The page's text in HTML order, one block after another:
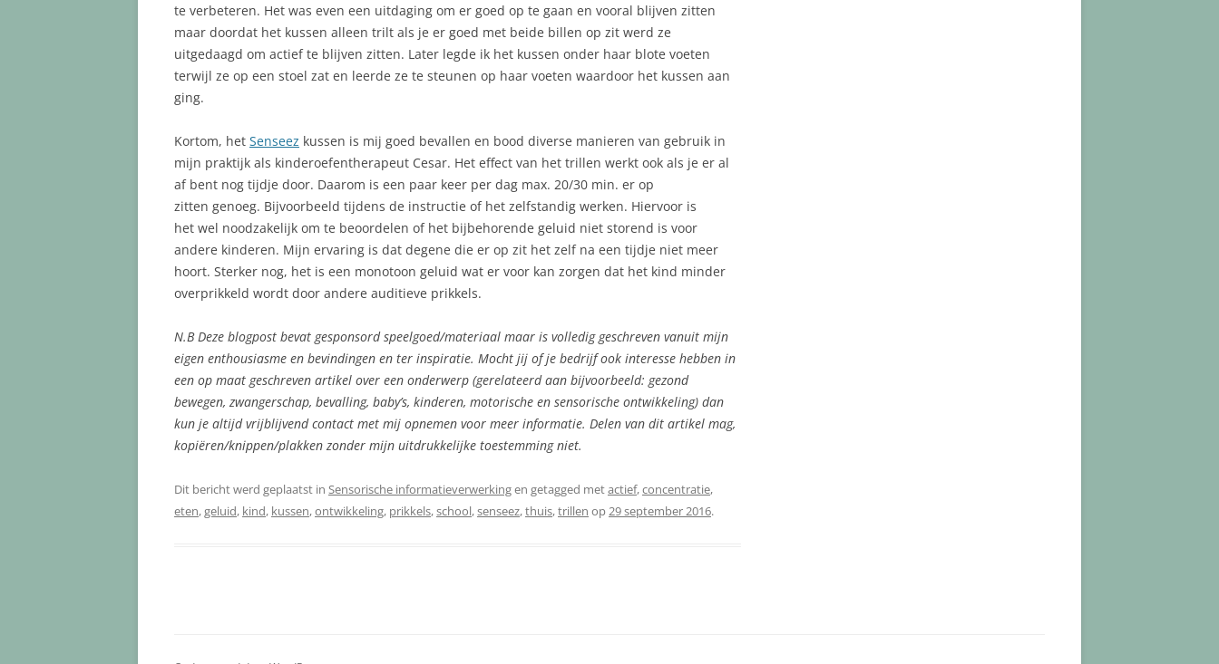
te verbeteren. Het was even een uitdaging om er goed op te gaan en vooral blijven zitten
maar doordat het kussen alleen trilt als je er goed met beide billen op zit werd ze
uitgedaagd om actief te blijven zitten. Later legde ik het kussen onder haar blote voeten
terwijl ze op een stoel zat en leerde ze te steunen op haar voeten waardoor het kussen aan
ging.
Kortom, het Senseez kussen is mij goed bevallen en bood diverse manieren van gebruik in
mijn praktijk als kinderoefentherapeut Cesar. Het effect van het trillen werkt ook als je er al
af bent nog tijdje door. Daarom is een paar keer per dag max. 20/30 min. er op
zitten genoeg. Bijvoorbeeld tijdens de instructie of het zelfstandig werken. Hiervoor is
het wel noodzakelijk om te beoordelen of het bijbehorende geluid niet storend is voor
andere kinderen. Mijn ervaring is dat degene die er op zit het zelf na een tijdje niet meer
hoort. Sterker nog, het is een monotoon geluid wat er voor kan zorgen dat het kind minder
overprikkeld wordt door andere auditieve prikkels.
N.B Deze blogpost bevat gesponsord speelgoed/materiaal maar is volledig geschreven vanuit mijn
eigen enthousiasme en bevindingen en ter inspiratie. Mocht jij of je bedrijf ook interesse hebben in
een op maat geschreven artikel over een onderwerp (gerelateerd aan bijvoorbeeld: gezond
bewegen, zwangerschap, bevalling, baby’s, kinderen, motorische en sensorische ontwikkeling) dan
kun je altijd vrijblijvend contact met mij opnemen voor meer informatie. Delen van dit artikel mag,
kopiëren/knippen/plakken zonder mijn uitdrukkelijke toestemming niet.
Dit bericht werd geplaatst in Sensorische informatieverwerkingen getagged metactief,concentratie,
eten,geluid, kind, kussen,ontwikkeling, prikkels,school,senseez,thuis,trillen op29 september 2016.